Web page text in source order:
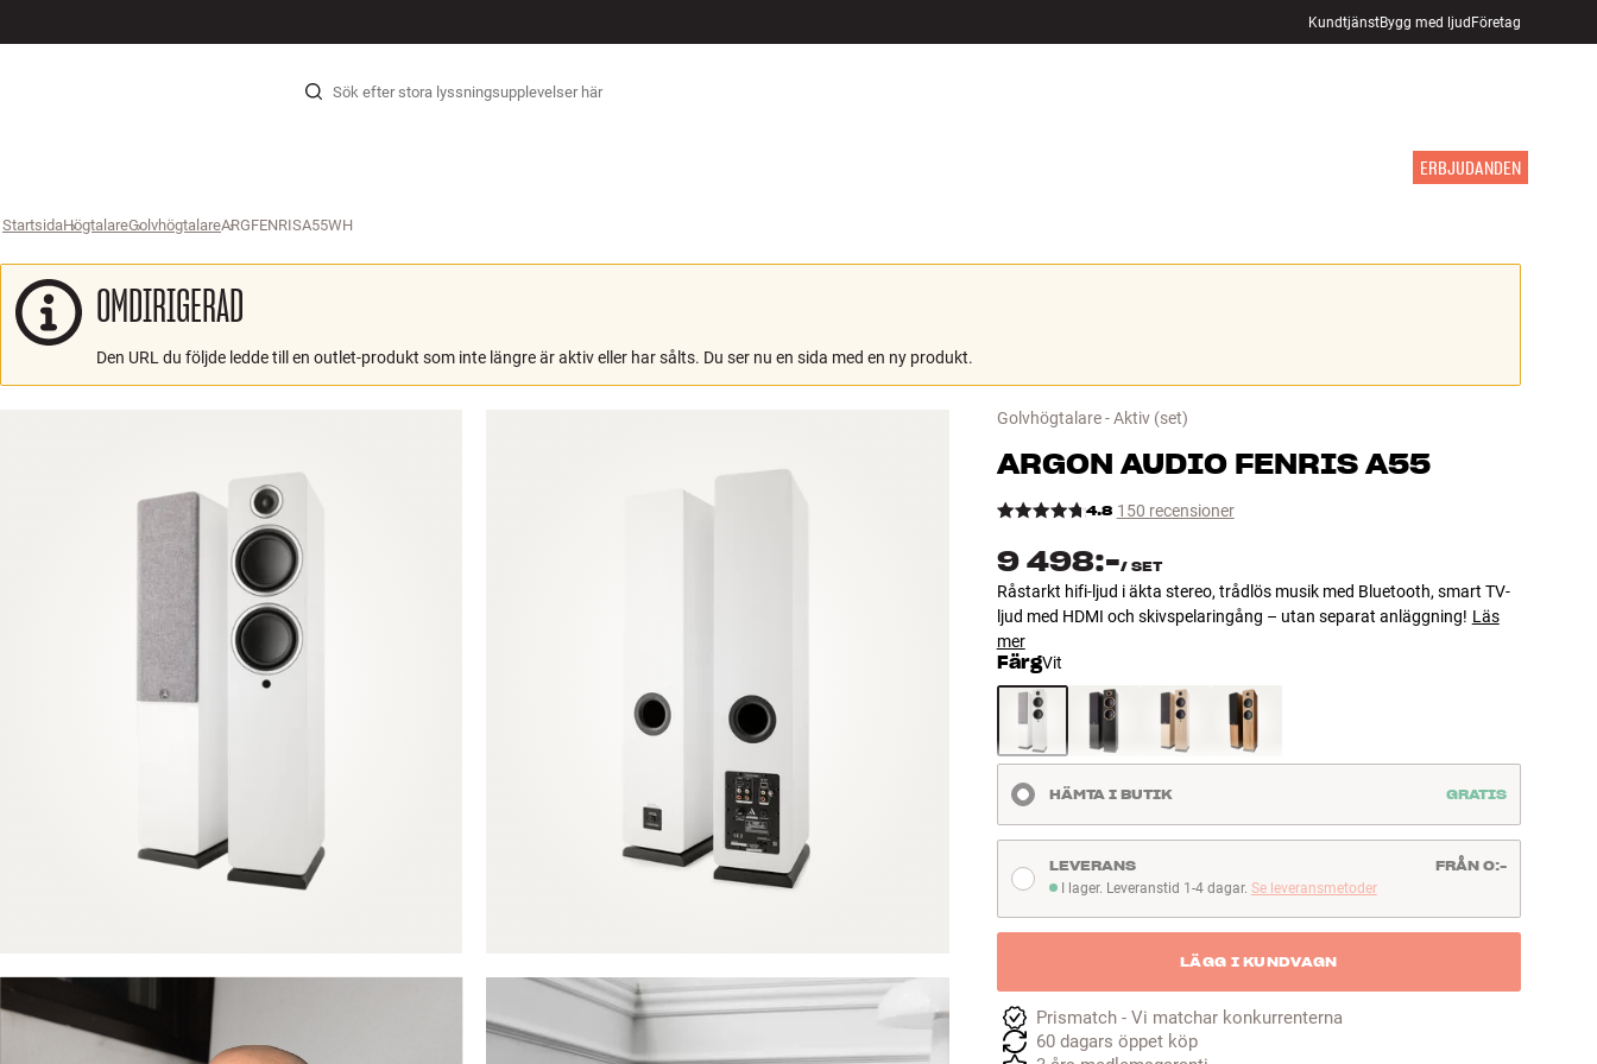
Hopp til innhold
KundtjänstBygg med ljudFöretag
ERBJUDANDEN
Startsida ›
Högtalare ›
Golvhögtalare ›
ARGFENRISA55WH
OMDIRIGERAD
Den URL du följde ledde till en outlet-produkt som inte längre är aktiv eller har sålts. Du ser nu en sida med en ny produkt.
Golvhögtalare - Aktiv(set)
ARGON AUDIO FENRIS A55
4.8 150 recensioner
9 498:-/ SET
Råstarkt hifi-ljud i äkta stereo, trådlös musik med Bluetooth, smart TV-
ljud med HDMI och skivspelaringång – utan separat anläggning! Läs
mer
FärgVit
HÄMTA I BUTIK GRATIS
I lager. Leveranstid 1-4 dagar
I lager. Leveranstid 1-4 dagar. Se leveransmetoder
LEVERANS FRÅN 0:-
LÄGG I KUNDVAGN
Prismatch - Vi matchar konkurrenterna
60 dagars öppet köp